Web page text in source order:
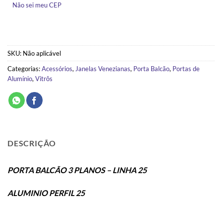
Não sei meu CEP
SKU: Não aplicável
Categorias:Acessórios, Janelas Venezianas, Porta Balcão, Portas de
Alumínio, Vitrôs
DESCRIÇÃO
PORTA BALCÃO 3 PLANOS – LINHA 25
ALUMINIO PERFIL 25